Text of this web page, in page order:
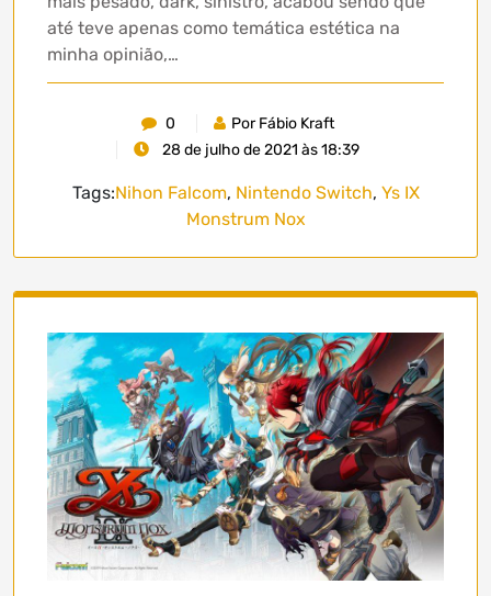
até teve apenas como temática estética na
minha opinião,…
0
Por Fábio Kraft
28 de julho de 2021 às 18:39
Tags:Nihon Falcom, Nintendo Switch, Ys IX
Monstrum Nox